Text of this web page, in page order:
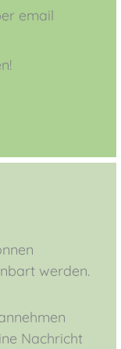
email
werden.
Nachricht